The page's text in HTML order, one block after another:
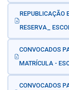
REPUBLICAÇÃO
RESERVA_
CONVOCADOS
MATRÍCULA -
CONVOCADOS